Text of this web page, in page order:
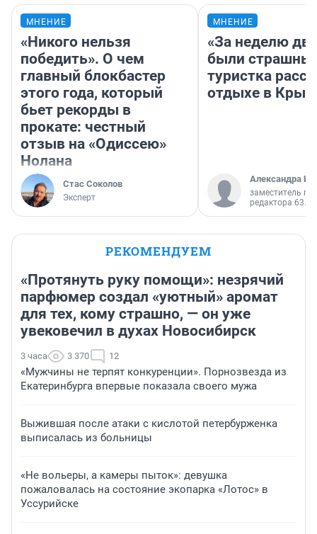
МНЕНИЕ
«Никого нельзя
победить». О чем
главный блокбастер
этого года, который
бьет рекорды в
прокате: честный
отзыв на «Одиссею»
Нолана
Стас Соколов
Эксперт
МНЕНИЕ
«За неделю
были
туристка
отдыхе в
Александра
заместитель
редактора 63.RU
РЕКОМЕНДУЕМ
«Протянуть руку помощи»: незрячий
парфюмер создал «уютный» аромат
для тех, кому страшно, — он уже
увековечил в духах Новосибирск
3 часа 3 370 12
«Мужчины не терпят конкуренции». Порнозвезда из
Екатеринбурга впервые показала своего мужа
Выжившая после атаки с кислотой петербурженка
выписалась из больницы
«Не вольеры, а камеры пыток»: девушка
пожаловалась на состояние экопарка «Лотос» в
Уссурийске